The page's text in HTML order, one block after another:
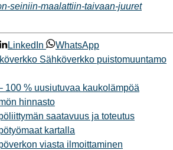
seiniin-maalattiin-taivaan-juuret
LinkedIn
WhatsApp
Sähköverkko puistomuuntamo
100 % uusiutuvaa kaukolämpöä
hinnasto
saatavuus ja toteutus
kartalla
viasta ilmoittaminen